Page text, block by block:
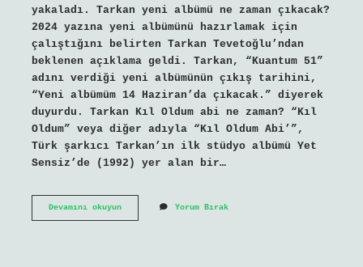
yakaladı. Tarkan yeni albümü ne zaman çıkacak?
2024 yazına yeni albümünü hazırlamak için
çalıştığını belirten Tarkan Tevetoğlu’ndan
beklenen açıklama geldi. Tarkan, “Kuantum 51”
adını verdiği yeni albümünün çıkış tarihini,
“Yeni albümüm 14 Haziran’da çıkacak.” diyerek
duyurdu. Tarkan Kıl Oldum abi ne zaman? “Kıl
Oldum” veya diğer adıyla “Kıl Oldum Abi’”,
Türk şarkıcı Tarkan’ın ilk stüdyo albümü Yet
Sensiz’de (1992) yer alan bir…
Devamını okuyunKıl
Yorum Bırak